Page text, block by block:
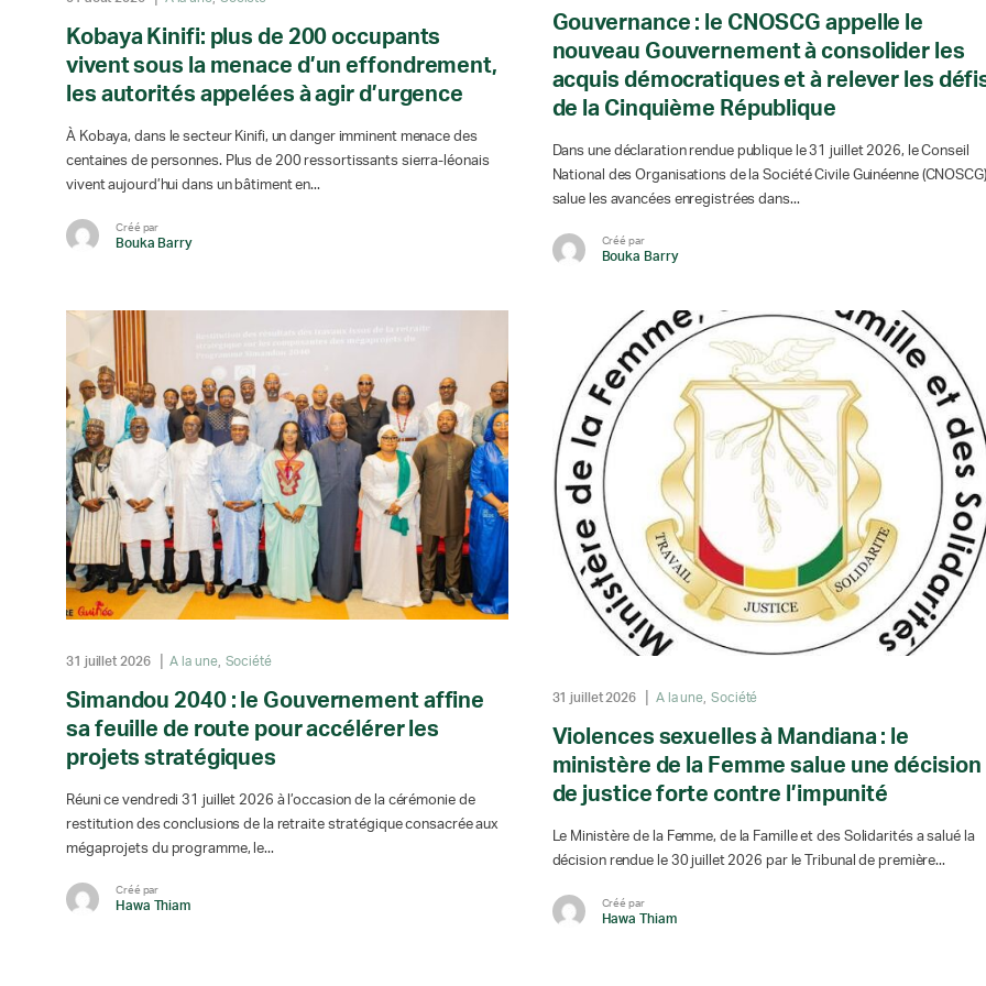
Kobaya Kinifi: plus de 200 occupants
vivent sous la menace d’un effondrement,
les autorités appelées à agir d’urgence
À Kobaya, dans le secteur Kinifi, un danger imminent menace des
centaines de personnes. Plus de 200 ressortissants sierra-léonais
vivent aujourd’hui dans un bâtiment en...
Créé par
Bouka Barry
Gouvernance : le CNOSCG appelle le
nouveau Gouvernement à consolider les
acquis démocratiques et à relever les
de la Cinquième République
Dans une déclaration rendue publique le 31 juillet 2026, le Conseil
National des Organisations de la Société Civile Guinéenne (CNOSCG)
salue les avancées enregistrées dans...
Créé par
Bouka Barry
31 juillet 2026 A la une Société
Simandou 2040 : le Gouvernement affine
sa feuille de route pour accélérer les
projets stratégiques
Réuni ce vendredi 31 juillet 2026 à l’occasion de la cérémonie de
restitution des conclusions de la retraite stratégique consacrée aux
mégaprojets du programme, le...
Créé par
Hawa Thiam
31 juillet 2026 A la une Société
Violences sexuelles à Mandiana : le
ministère de la Femme salue une décision
de justice forte contre l’impunité
Le Ministère de la Femme, de la Famille et des Solidarités a salué la
décision rendue le 30 juillet 2026 par le Tribunal de première...
Créé par
Hawa Thiam